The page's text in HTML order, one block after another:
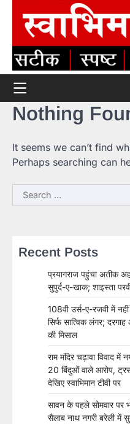
content
Nothing
It seems we can’t find
Perhaps searching can
Search
for:
Recent Posts
प्रयागराज पहुंचा अतीक
सुपुर्द-ए-खाक; शाइस्ता
108वी उर्स-ए-रजवी में नहीं
सिर्फ सात्विक लंगर;
की मिसाल
राम मंदिर चढ़ावा विवाद
20 बिंदुओं वाले आरोप,
देखिए स्वाभिमान टीवी पर
सावन के पहले सोमवार पर
सैलाब नाथ नगरी बरेली में